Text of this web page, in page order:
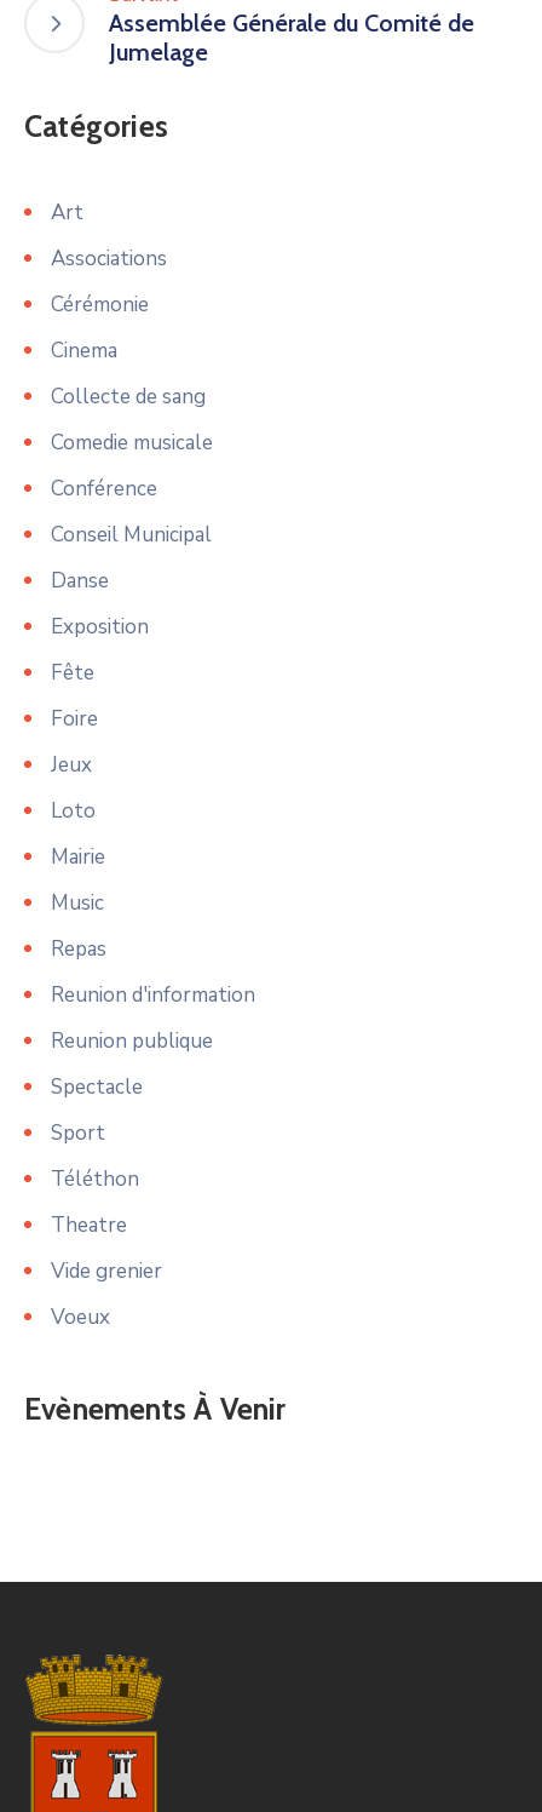
Assemblée Générale du Comité de
Jumelage
Catégories
Art
Associations
Cérémonie
Cinema
Collecte de sang
Comedie musicale
Conférence
Conseil Municipal
Danse
Exposition
Fête
Foire
Jeux
Loto
Mairie
Music
Repas
Reunion d'information
Reunion publique
Spectacle
Sport
Téléthon
Theatre
Vide grenier
Voeux
Evènements À Venir